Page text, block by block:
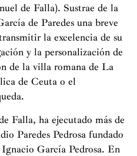
de Falla). Sustrae de la
de Paredes una breve
la excelencia de su
y la personalización de
de la villa romana de La
de Ceuta o el
Falla, ha ejecutado más de
Paredes Pedrosa fundado
García Pedrosa. En